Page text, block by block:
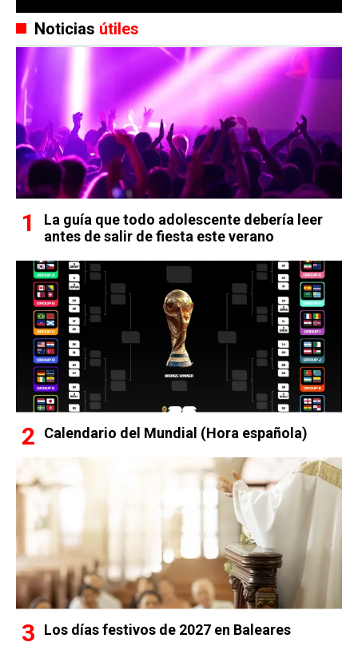
Noticias útiles
La guía que todo adolescente debería leer
antes de salir de fiesta este verano
Calendario del Mundial (Hora española)
Los días festivos de 2027 en Baleares